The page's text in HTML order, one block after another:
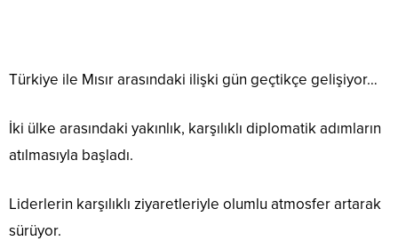
Türkiye ile Mısır arasındaki ilişki gün geçtikçe gelişiyor…
İki ülke arasındaki yakınlık, karşılıklı diplomatik adımların
atılmasıyla başladı.
Liderlerin karşılıklı ziyaretleriyle olumlu atmosfer artarak
sürüyor.